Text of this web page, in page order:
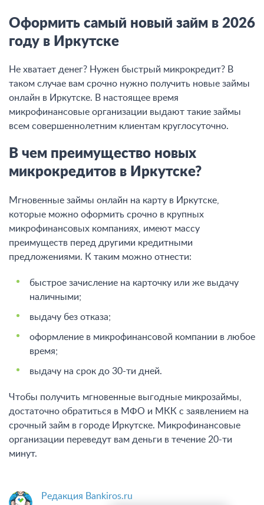
Оформить самый новый займ в 2026
году в Иркутске
Не хватает денег? Нужен быстрый микрокредит? В
таком случае вам срочно нужно получить новые займы
онлайн в Иркутске. В настоящее время
микрофинансовые организации выдают такие займы
всем совершеннолетним клиентам круглосуточно.
В чем преимущество новых
микрокредитов в Иркутске?
Мгновенные займы онлайн на карту в Иркутске,
которые можно оформить срочно в крупных
микрофинансовых компаниях, имеют массу
преимуществ перед другими кредитными
предложениями. К таким можно отнести:
быстрое зачисление на карточку или же выдачу
наличными;
выдачу без отказа;
оформление в микрофинансовой компании в любое
время;
выдачу на срок до 30-ти дней.
Чтобы получить мгновенные выгодные микрозаймы,
достаточно обратиться в МФО и МКК с заявлением на
срочный займ в городе Иркутске. Микрофинансовые
организации переведут вам деньги в течение 20-ти
минут.
Редакция Bankiros.ru